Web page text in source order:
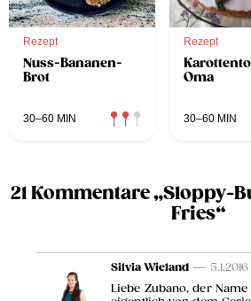
Rezept
Nuss-Bananen-
Brot
30–60 MIN
Rezept
Oma
30–60 MIN
21 Kommentare „Sloppy-
Fries“
Silvia Wieland —
Liebe Zubano, der